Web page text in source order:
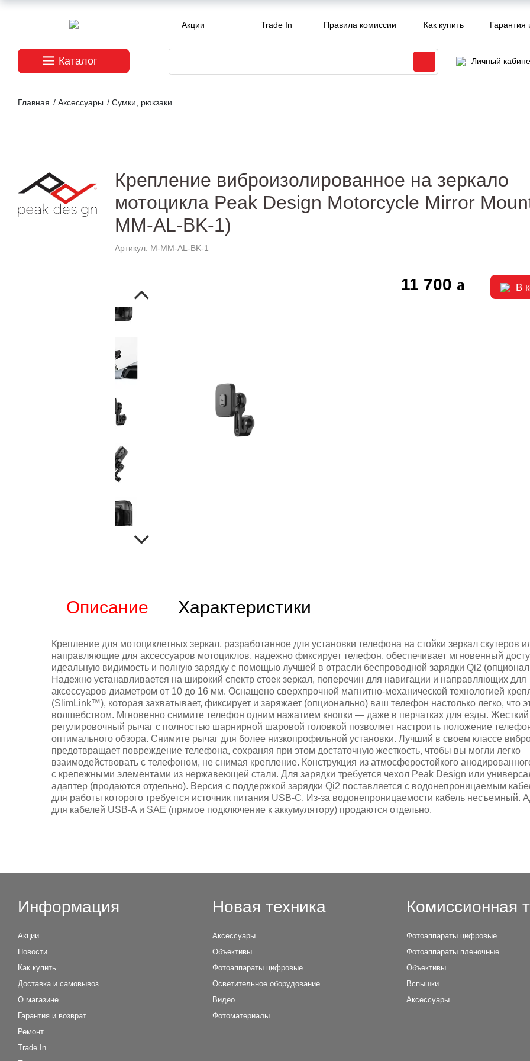
Акции Trade In Правила комиссии Как купить Гарантия
Каталог Личный
Главная / Аксессуары / Сумки, рюкзаки
Крепление виброизолированное на зеркало
мотоцикла Peak Design Motorcycle Mirror
MM-AL-BK-1)
Артикул: M-MM-AL-BK-1
11 700 В
Описание Характеристики
Крепление для мотоциклетных зеркал, разработанное для установки телефона на стойки зеркал скутеров
направляющие для аксессуаров мотоциклов, надежно фиксирует телефон, обеспечивает мгновенный
идеальную видимость и полную зарядку с помощью лучшей в отрасли беспроводной зарядки Qi2
Надежно устанавливается на широкий спектр стоек зеркал, поперечин для навигации и направляющих для
аксессуаров диаметром от 10 до 16 мм. Оснащено сверхпрочной магнитно-механической технологией
(SlimLink™), которая захватывает, фиксирует и заряжает (опционально) ваш телефон настолько легко, что
волшебством. Мгновенно снимите телефон одним нажатием кнопки — даже в перчатках для езды. Жесткий
регулировочный рычаг с полностью шарнирной шаровой головкой позволяет настроить положение
оптимального обзора. Снимите рычаг для более низкопрофильной установки. Лучший в своем классе
предотвращает повреждение телефона, сохраняя при этом достаточную жесткость, чтобы вы могли легко
взаимодействовать с телефоном, не снимая крепление. Конструкция из атмосферостойкого
с крепежными элементами из нержавеющей стали. Для зарядки требуется чехол Peak Design или
адаптер (продаются отдельно). Версия с поддержкой зарядки Qi2 поставляется с водонепроницаемым
для работы которого требуется источник питания USB-C. Из-за водонепроницаемости кабель несъемный.
для кабелей USB-A и SAE (прямое подключение к аккумулятору) продаются отдельно.
Информация
Акции
Новости
Как купить
Доставка и самовывоз
О магазине
Гарантия и возврат
Ремонт
Trade In
Новая техника
Аксессуары
Объективы
Фотоаппараты цифровые
Осветительное оборудование
Видео
Фотоматериалы
Комиссионная
Фотоаппараты цифровые
Фотоаппараты пленочные
Объективы
Вспышки
Аксессуары